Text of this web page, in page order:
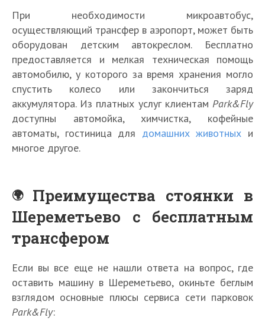
При необходимости микроавтобус,
осуществляющий трансфер в аэропорт, может быть
оборудован детским автокреслом. Бесплатно
предоставляется и мелкая техническая помощь
автомобилю, у которого за время хранения могло
спустить колесо или закончиться заряд
аккумулятора. Из платных услуг клиентам Park&Fly
доступны автомойка, химчистка, кофейные
автоматы, гостиница для домашних животных и
многое другое.
Преимущества стоянки в
Шереметьево с бесплатным
трансфером
Если вы все еще не нашли ответа на вопрос, где
оставить машину в Шереметьево, окиньте беглым
взглядом основные плюсы сервиса сети парковок
Park&Fly: